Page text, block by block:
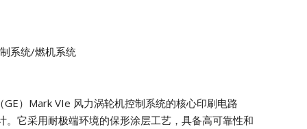
系统/燃机系统
GE）Mark VIe 风力涡轮机控制系统的核心印刷电路
。它采用耐极端环境的保形涂层工艺，具备高可靠性和